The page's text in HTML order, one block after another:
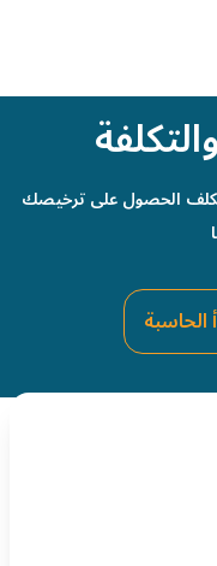
الحصول على ترخيصك
الحاسبة